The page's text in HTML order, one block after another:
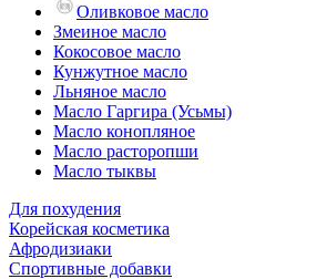
Оливковое масло
Змеиное масло
Кокосовое масло
Кунжутное масло
Льняное масло
Масло Гаргира (Усьмы)
Масло конопляное
Масло расторопши
Масло тыквы
Для похудения
Корейская косметика
Афродизиаки
Спортивные добавки